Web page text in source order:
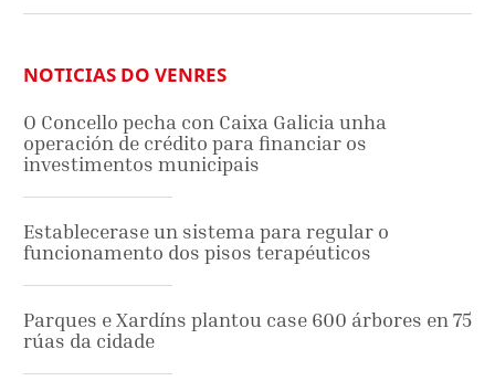
NOTICIAS DO VENRES
O Concello pecha con Caixa Galicia unha
operación de crédito para financiar os
investimentos municipais
Establecerase un sistema para regular o
funcionamento dos pisos terapéuticos
Parques e Xardíns plantou case 600 árbores en 75
rúas da cidade